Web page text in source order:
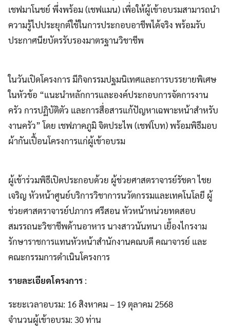
เชฟมาโนชย์ พึ่งพร้อม (เชฟแมน) เพื่อให้ผู้เข้าอบรมสามารถนำ
ความรู้ไปประยุกต์ใช้ในการประกอบอาชีพได้จริง พร้อมรับ
ประกาศนียบัตรรับรองมาตรฐานวิชาชีพ
ในวันเปิดโครงการ มีกิจกรรมปฐมนิเทศและการบรรยายพิเศษ
ในหัวข้อ “แนะนำหลักการและองค์ประกอบการจัดการงาน
ครัว การปฏิบัติตัว และการสื่อสารแก้ปัญหาเฉพาะหน้าสำหรับ
งานครัว” โดย เชฟภาคภูมิ จิตประไพ (เชฟโบท) พร้อมพิธีมอบ
ผ้ากันเปื้อนโครงการแก่ผู้เข้าอบรม
ผู้เข้าร่วมพิธีเปิดประกอบด้วย ผู้ช่วยศาสตราจารย์รัชดา ไชย
เจริญ หัวหน้าศูนย์บริการวิชาการนวัตกรรมและเทคโนโลยี ผู้
ช่วยศาสตราจารย์ปภากร ศรีสอน หัวหน้าหน่วยทดสอบ
สมรรถนะวิชาชีพด้านอาหาร นางสาวนันทนา เยื้องไกรงาม
รักษาราชการแทนหัวหน้าสำนักงานคณบดี คณาจารย์ และ
คณะกรรมการดำเนินโครงการ
รายละเอียดโครงการ :
ระยะเวลาอบรม: 16 สิงหาคม – 19 ตุลาคม 2568
จำนวนผู้เข้าอบรม: 30 ท่าน